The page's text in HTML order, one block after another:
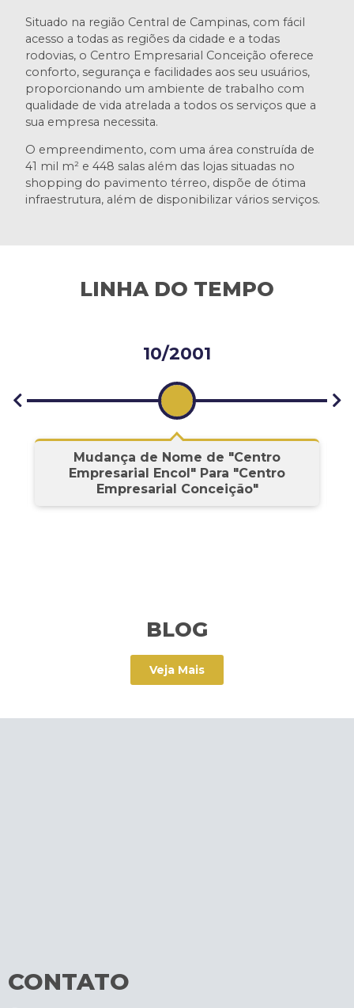
Situado na região Central de Campinas, com fácil
acesso a todas as regiões da cidade e a todas
rodovias, o Centro Empresarial Conceição oferece
conforto, segurança e facilidades aos seu usuários,
proporcionando um ambiente de trabalho com
qualidade de vida atrelada a todos os serviços que a
sua empresa necessita.
O empreendimento, com uma área construída de
41 mil m² e 448 salas além das lojas situadas no
shopping do pavimento térreo, dispõe de ótima
infraestrutura, além de disponibilizar vários serviços.
LINHA DO TEMPO
10/2001
Mudança de Nome de "Centro
Empresarial Encol" Para "Centro
Empresarial Conceição"
BLOG
Veja Mais
CONTATO